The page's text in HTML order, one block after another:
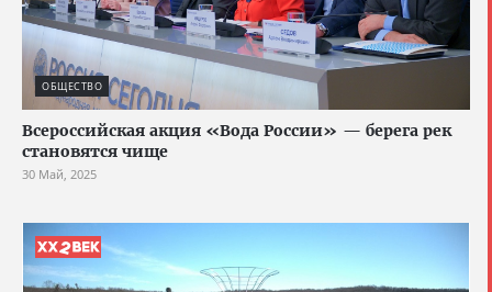
ОБЩЕСТВО
Всероссийская акция «Вода России» — берега рек
становятся чище
30 Май, 2025